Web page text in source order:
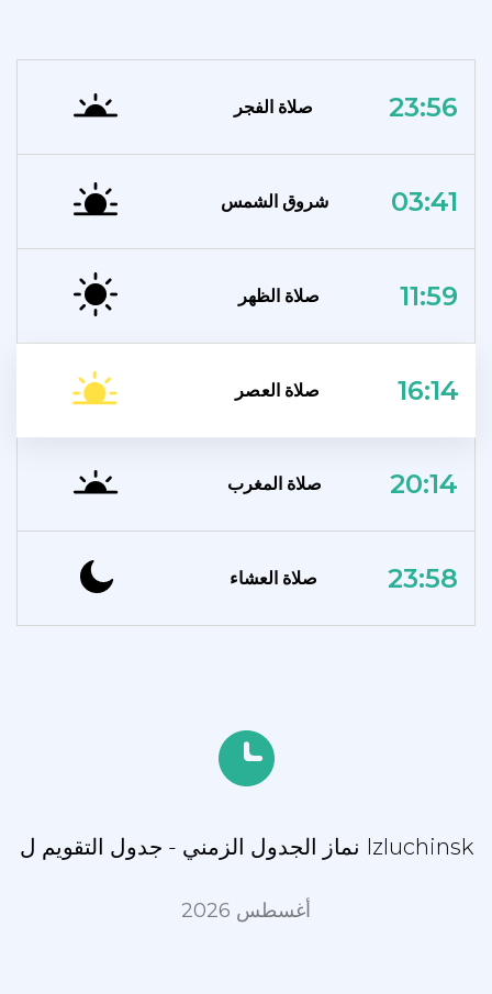
صلاة الفجر 23:56
شروق الشمس 03:41
صلاة الظهر 11:59
صلاة العصر 16:14
صلاة المغرب 20:14
صلاة العشاء 23:58
نماز الجدول الزمني - جدول التقويم ل Izluchinsk
أغسطس 2026